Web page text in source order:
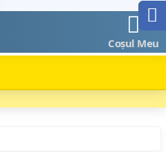
Coșul Meu